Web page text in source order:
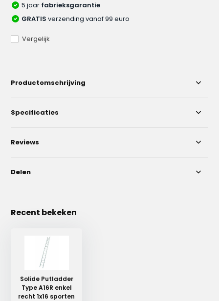
5 jaar fabrieksgarantie
GRATIS verzending vanaf 99 euro
Vergelijk
Productomschrijving
Specificaties
Reviews
Delen
Recent bekeken
Solide Putladder
Type A16R enkel
recht 1x16 sporten